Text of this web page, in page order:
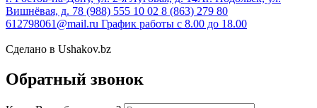
Вишнёвая, д. 78 (988) 555 10 02 8 (863) 279 80
61 2798061@mail.ru График работы с 8.00 до 18.00
Сделано в Ushakov.bz
Обратный звонок